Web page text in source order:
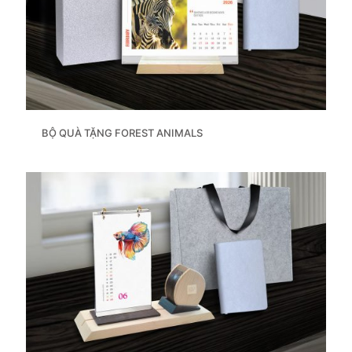
BỘ QUÀ TẶNG FOREST ANIMALS